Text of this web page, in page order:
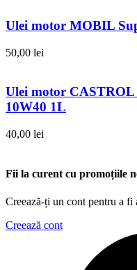
Ulei motor MOBIL
50,00 lei
Ulei motor
10W40 1L
40,00 lei
Fii la curent cu promoțiile
Creează-ți un cont pentru a
Creează cont